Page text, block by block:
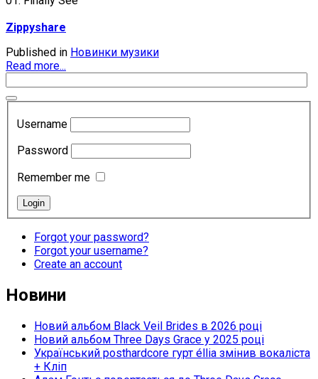
Zippyshare
Published in Новинки музики
Read more...
Username
Password
Remember me
Forgot your password?
Forgot your username?
Create an account
Новини
Новий альбом Black Veil Brides в 2026 році
Новий альбом Three Days Grace у 2025 році
Український posthardcore гурт éllia змінив вокаліста
+ Кліп